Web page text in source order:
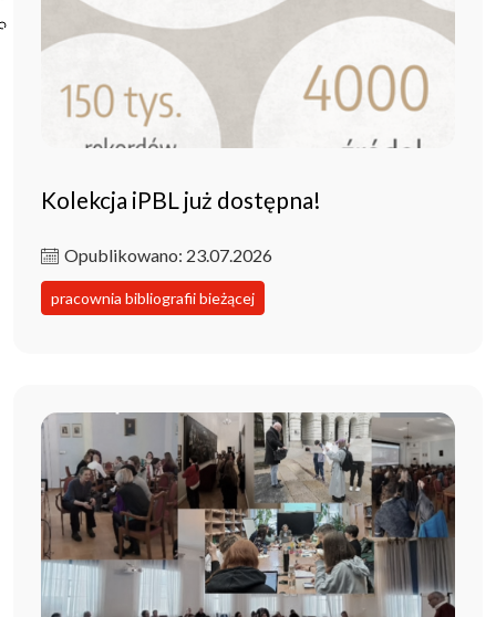
Poczta ibl.waw.pl
Kontakt
Kolekcja iPBL już dostępna!
Opublikowano: 23.07.2026
pracownia bibliografii bieżącej